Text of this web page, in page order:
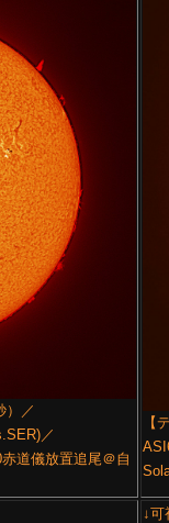
）／
／
道儀放置追尾＠自
【
↓可